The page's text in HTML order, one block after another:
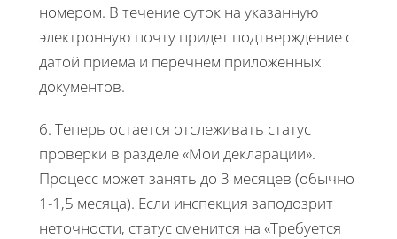
номером. В течение суток на указанную
электронную почту придет подтверждение с
датой приема и перечнем приложенных
документов.
6. Теперь остается отслеживать статус
проверки в разделе «Мои декларации».
Процесс может занять до 3 месяцев (обычно
1-1,5 месяца). Если инспекция заподозрит
неточности, статус сменится на «Требуется